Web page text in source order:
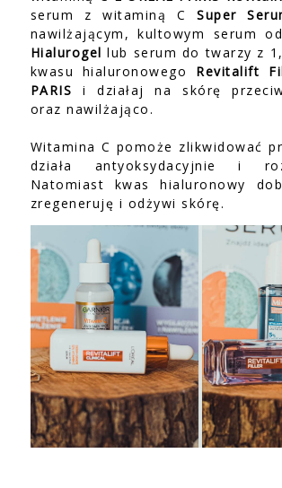
serum z witaminą C
Super
nawilżającym, kultowym serum
Hialurogellub serum do twarzy z
kwasu hialuronowego
Revitalift
PARIS i działaj na skórę
oraz nawilżająco.
Witamina C pomoże zlikwidować
działa antyoksydacyjnie i
Natomiast kwas hialuronowy
zregeneruję i odżywi skórę.